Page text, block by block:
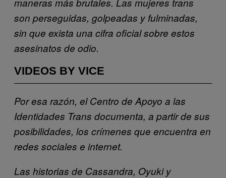
son perseguidas, golpeadas y fulminadas,
sin que exista una cifra oficial sobre estos
asesinatos de odio.
VIDEOS BY VICE
Por esa razón, el Centro de Apoyo a las
Identidades Trans documenta, a partir de sus
posibilidades, los crímenes que encuentra en
redes sociales e internet.
Las historias de Cassandra, Oyuki y